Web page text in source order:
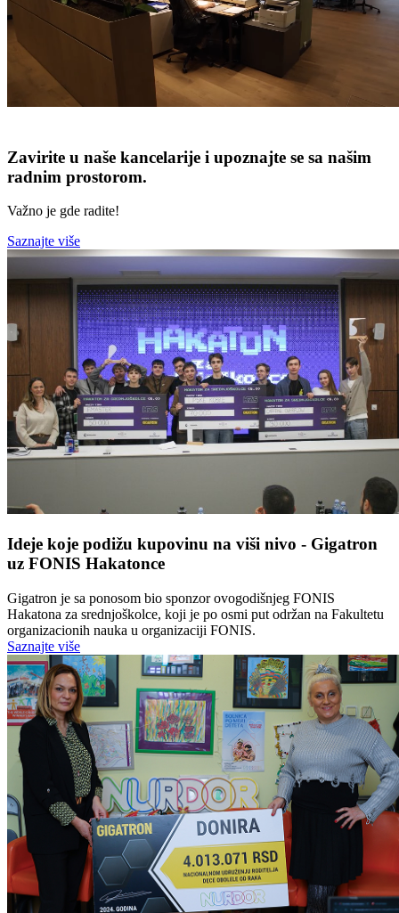
Zavirite u naše kancelarije i upoznajte se sa našim
radnim prostorom.
Važno je gde radite!
Saznajte više
Ideje koje podižu kupovinu na viši nivo - Gigatron
uz FONIS Hakatonce
Gigatron je sa ponosom bio sponzor ovogodišnjeg FONIS
Hakatona za srednjoškolce, koji je po osmi put održan na Fakultetu
organizacionih nauka u organizaciji FONIS.
Saznajte više